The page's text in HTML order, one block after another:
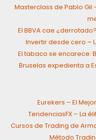
Masterclass de Pablo
El BBVA cae
Invertir desde cero –
El tabaco se encarece:
Bruselas expedienta a
Eurekers – El
TendenciasFX – La
Cursos de Trading de
Método